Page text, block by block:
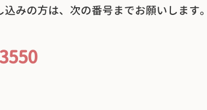
みの方は、次の番号までお願いします。